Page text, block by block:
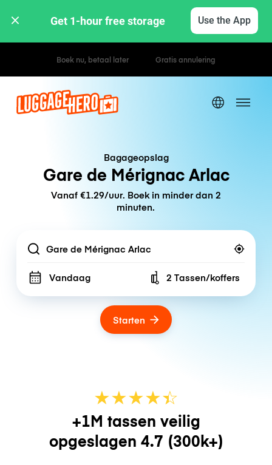
Get 1-hour free storage Use the App
Uur- / dagtarieven
Bagageopslag
Gare de Mérignac Arlac
Vanaf €1.29/uur. Boek in minder dan 2
minuten.
Location
Vandaag Number of bags
2 Tassen/koffers
Starten
★★★★☆
★
+1M tassen veilig
opgeslagen 4.7 (300k+)